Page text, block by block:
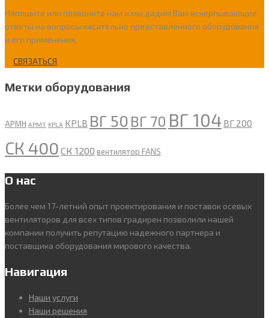
Напишите или позвоните нам и мы дадим Вам исчерпывающие
ответы на вопросы касательно представленного оборудования
и его применения.
СВЯЗАТЬСЯ
Метки оборудования
APMH APMT KPLA KPLB ВГ 50 ВГ 70 ВГ 104 ВГ 200
СК 400 СК 1200 вентилятор FANS
О нас
Более чем 17-летний опыт проектирования и поставок осевых
вентиляторов для всех типов градирен позволили нашей
компании получить репутацию надежного партнера и
поставщика оборудования мирового качества.
Навигация
Наши услуги
Наши решения